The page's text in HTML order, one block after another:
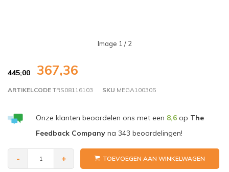
Image 1 / 2
445,00 367,36
ARTIKELCODE TRS08116103 SKU MEGA100305
Onze klanten beoordelen ons met een 8,6op The
Feedback Companyna 343 beoordelingen!
- + TOEVOEGEN AAN WINKELWAGEN